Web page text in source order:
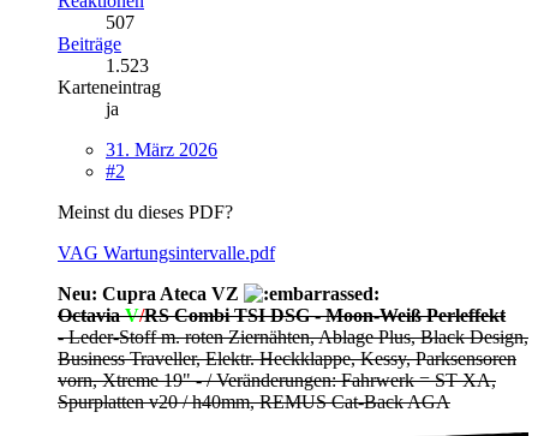
507
Beiträge
1.523
Karteneintrag
ja
31. März 2026
#2
Meinst du dieses PDF?
VAG Wartungsintervalle.pdf
Neu: Cupra Ateca VZ
OctaviaV/RS Combi TSI DSG - Moon-Weiß Perleffekt
- Leder-Stoff m. roten Ziernähten, Ablage Plus, Black Design,
Business Traveller, Elektr. Heckklappe, Kessy, Parksensoren
vorn, Xtreme 19" - / Veränderungen: Fahrwerk = ST XA,
Spurplatten v20 / h40mm, REMUS Cat-Back AGA